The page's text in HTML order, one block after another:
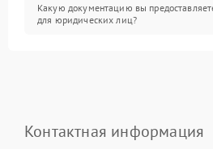
Какую документацию вы
для юридических лиц?
Контактная информация